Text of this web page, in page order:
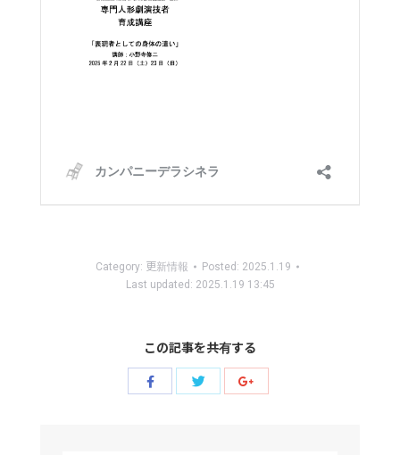
Category: 更新情報 Posted: 2025.1.19
Last updated: 2025.1.19 13:45
この記事を共有する
Share
Share